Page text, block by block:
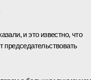
и это известно, что